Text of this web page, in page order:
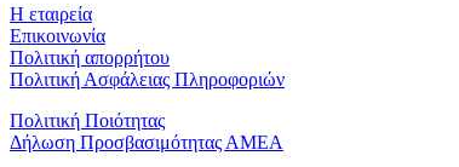
Η εταιρεία
Επικοινωνία
Πολιτική απορρήτου
Πολιτική Ασφάλειας Πληροφοριών
Πολιτική Ποιότητας
Δήλωση Προσβασιμότητας ΑΜΕΑ